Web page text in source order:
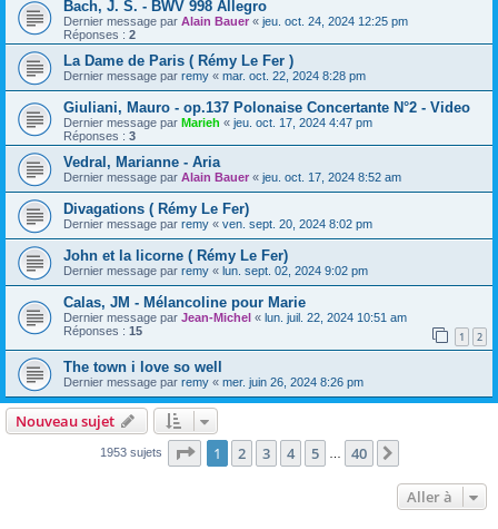
Bach, J. S. - BWV 998 Allegro
Dernier message par Alain Bauer « jeu. oct. 24, 2024 12:25 pm
Réponses : 2
La Dame de Paris ( Rémy Le Fer )
Dernier message par remy « mar. oct. 22, 2024 8:28 pm
Giuliani, Mauro - op.137 Polonaise Concertante N°2 - Video
Dernier message par Marieh « jeu. oct. 17, 2024 4:47 pm
Réponses : 3
Vedral, Marianne - Aria
Dernier message par Alain Bauer « jeu. oct. 17, 2024 8:52 am
Divagations ( Rémy Le Fer)
Dernier message par remy « ven. sept. 20, 2024 8:02 pm
John et la licorne ( Rémy Le Fer)
Dernier message par remy « lun. sept. 02, 2024 9:02 pm
Calas, JM - Mélancoline pour Marie
Dernier message par Jean-Michel « lun. juil. 22, 2024 10:51 am
Réponses : 15 1 2
The town i love so well
Dernier message par remy « mer. juin 26, 2024 8:26 pm
Nouveau sujet
1953 sujets Page 1sur40
1 2 3 4 5 40
Aller à